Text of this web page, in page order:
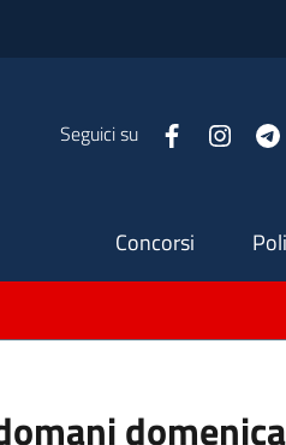
Seguici su Facebook
Concorsi